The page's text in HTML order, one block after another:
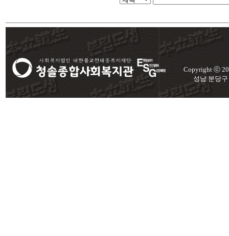
Copyright ⓒ
성남 분당구